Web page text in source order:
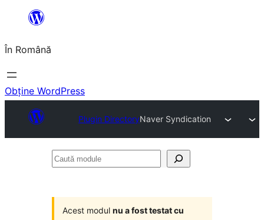
conținut
În Română
Obține WordPress
Plugin DirectoryNaver Syndication
Caută
Acest modul nu a fost testat cu